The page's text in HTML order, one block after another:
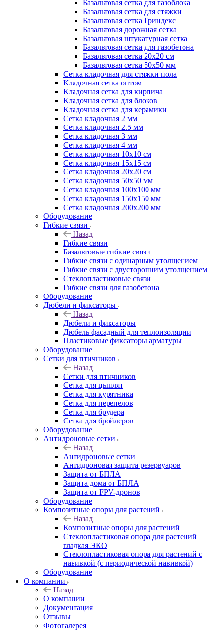
Базальтовая сетка для газоблока
Базальтовая сетка для стяжки
Базальтовая сетка Гриндекс
Базальтовая дорожная сетка
Базальтовая штукатурная сетка
Базальтовая сетка для газобетона
Базальтовая сетка 20x20 см
Базальтовая сетка 50x50 мм
Сетка кладочная для стяжки пола
Кладочная сетка оптом
Кладочная сетка для кирпича
Кладочная сетка для блоков
Кладочная сетка для керамики
Сетка кладочная 2 мм
Сетка кладочная 2.5 мм
Сетка кладочная 3 мм
Сетка кладочная 4 мм
Сетка кладочная 10x10 см
Сетка кладочная 15x15 см
Сетка кладочная 20x20 см
Сетка кладочная 50x50 мм
Сетка кладочная 100x100 мм
Сетка кладочная 150x150 мм
Сетка кладочная 200x200 мм
Оборудование
Гибкие связи
Назад
Гибкие связи
Базальтовые гибкие связи
Гибкие связи с одинарным утолщением
Гибкие связи с двусторонним утолщением
Стеклопластиковые связи
Гибкие связи для газобетона
Оборудование
Дюбели и фиксаторы
Назад
Дюбели и фиксаторы
Дюбель фасадный для теплоизоляции
Пластиковые фиксаторы арматуры
Оборудование
Сетки для птичников
Назад
Сетки для птичников
Сетка для цыплят
Сетка для курятника
Сетка для перепелов
Сетка для брудера
Сетка для бройлеров
Оборудование
Антидроновые сетки
Назад
Антидроновые сетки
Антидроновая защита резервуаров
Защита от БПЛА
Защита дома от БПЛА
Защита от FPV-дронов
Оборудование
Композитные опоры для растений
Назад
Композитные опоры для растений
Стеклопластиковая опора для растений
гладкая ЭКО
Стеклопластиковая опора для растений с
навивкой (с периодической навивкой)
Оборудование
О компании
Назад
О компании
Документация
Отзывы
Фотогалерея